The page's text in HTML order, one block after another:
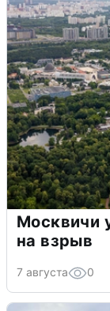
Москвичи
на взрыв
7 августа 0